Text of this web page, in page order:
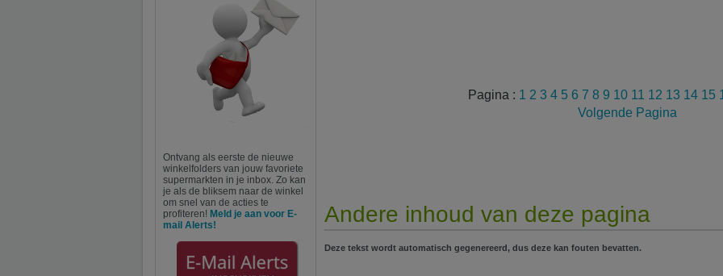
Pagina : 1 2 3 4 5 6 7 8 9 10 11 12 13 14 15
Volgende Pagina
Andere inhoud van deze pagina
Deze tekst wordt automatisch gegenereerd, dus deze kan fouten bevatten.
Ontvang als eerste de nieuwe
winkelfolders van jouw favoriete
supermarkten in je inbox. Zo kan
je als de bliksem naar de winkel
om snel van de acties te
profiteren! Meld je aan voor E-
mail Alerts!